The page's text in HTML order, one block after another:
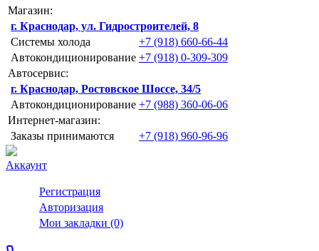
Магазин:
г. Краснодар, ул. Гидростроителей, 8
Системы холода
+7 (918) 660-66-44
Автокондиционирование +7 (918) 0-309-309
Автосервис:
г. Краснодар, Ростовское Шоссе, 34/5
Автокондиционирование +7 (988) 360-06-06
Интернет-магазин:
Заказы принимаются
+7 (918) 960-96-96
Аккаунт
Регистрация
Авторизация
Мои закладки (0)